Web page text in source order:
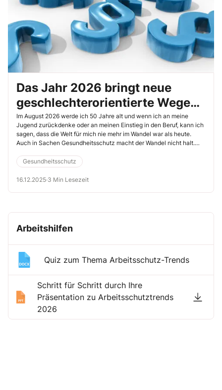
Das Jahr 2026 bringt neue
geschlechterorientierte Wege
im Gesundheitsschutz
Im August 2026 werde ich 50 Jahre alt und wenn ich an meine
Jugend zurückdenke oder an meinen Einstieg in den Beruf, kann ich
sagen, dass die Welt für mich nie mehr im Wandel war als heute.
Auch in Sachen Gesundheitsschutz macht der Wandel nicht halt.
auch Ihr Unternehmen profitieren kann.
Gesundheitsschutz
16.12.2025·3 Min Lesezeit
Arbeitshilfen
Quiz zum Thema Arbeitsschutz-Trends
Schritt für Schritt durch Ihre
Präsentation zu Arbeitsschutztrends
2026